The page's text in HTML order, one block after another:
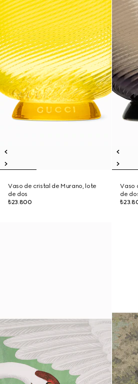
Vaso de cristal de Murano, lote
de dos
₺23.800
Vaso
de